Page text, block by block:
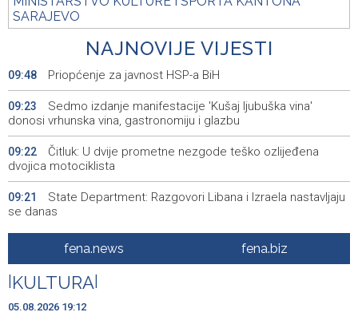
SARAJEVO
NAJNOVIJE VIJESTI
09:48 Priopćenje za javnost HSP-a BiH
09:23
Sedmo izdanje manifestacije 'Kušaj ljubuška vina'
donosi vrhunska vina, gastronomiju i glazbu
09:22
Čitluk: U dvije prometne nezgode teško ozlijeđena
dvojica motociklista
09:21
State Department: Razgovori Libana i Izraela nastavljaju
se danas
Profit Commerzbanke se skoro udvostručio usljed
zahuktavanja ponude UniCredita za preuzimanje
09:20
EUFOR izveo vježbu nedaleko od Foče, uoči vježbe 'Brzi
odgovor 2026'
fena.news fena.biz
KULTURA
05.08.2026 19:12